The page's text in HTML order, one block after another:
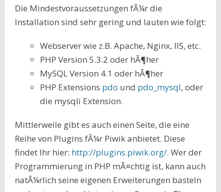
Die Mindestvoraussetzungen fÃ¼r die
Installation sind sehr gering und lauten wie folgt:
Webserver wie z.B. Apache, Nginx, IIS, etc.
PHP Version 5.3.2 oder hÃ¶her
MySQL Version 4.1 oder hÃ¶her
PHP Extensions pdo und pdo_mysql, oder
die mysqli Extension.
Mittlerweile gibt es auch einen Seite, die eine
Reihe von Plugins fÃ¼r Piwik anbietet. Diese
findet Ihr hier: http://plugins.piwik.org/. Wer der
Programmierung in PHP mÃ¤chtig ist, kann auch
natÃ¼rlich seine eigenen Erweiterungen basteln